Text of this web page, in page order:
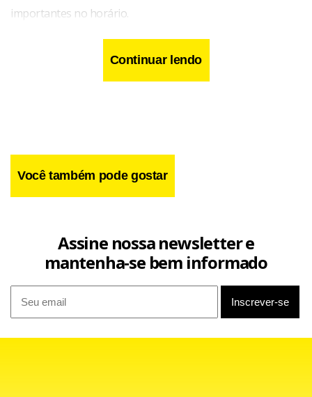
importantes no horário.
Continuar lendo
Você também pode gostar
Assine nossa newsletter e
mantenha-se bem informado